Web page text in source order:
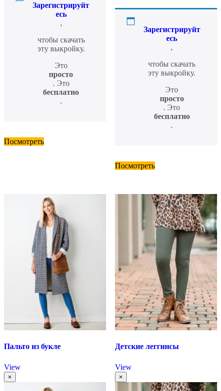
Зарегистрируйт
есь
,
чтобы скачать
эту выкройку.
Это
просто
. Это
бесплатно
.
Посмотреть
Зарегистрируйт
есь
,
чтобы скачать
эту выкройку.
Это
просто
. Это
бесплатно
.
Посмотреть
Пальто из букле
View
×
Детские леггинсы
View
×